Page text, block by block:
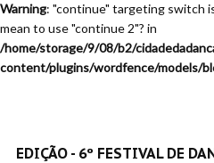
Warning: "continue" targeting switch
mean to use "continue 2"? in
/home/storage/9/08/b2/
content/plugins/wordfence/models/
EDIÇÃO - 6º FESTIVAL DE